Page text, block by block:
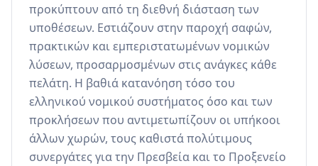
προκύπτουν από τη διεθνή διάσταση των
υποθέσεων. Εστιάζουν στην παροχή σαφών,
πρακτικών και εμπεριστατωμένων νομικών
λύσεων, προσαρμοσμένων στις ανάγκες κάθε
πελάτη. Η βαθιά κατανόηση τόσο του
ελληνικού νομικού συστήματος όσο και των
προκλήσεων που αντιμετωπίζουν οι υπήκοοι
άλλων χωρών, τους καθιστά πολύτιμους
συνεργάτες για την Πρεσβεία και το Προξενείο